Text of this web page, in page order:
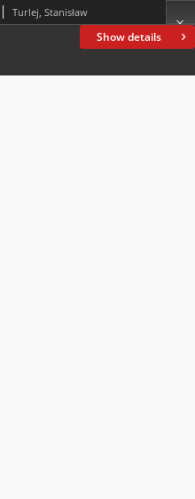
Show details
Turlej, Stanisław